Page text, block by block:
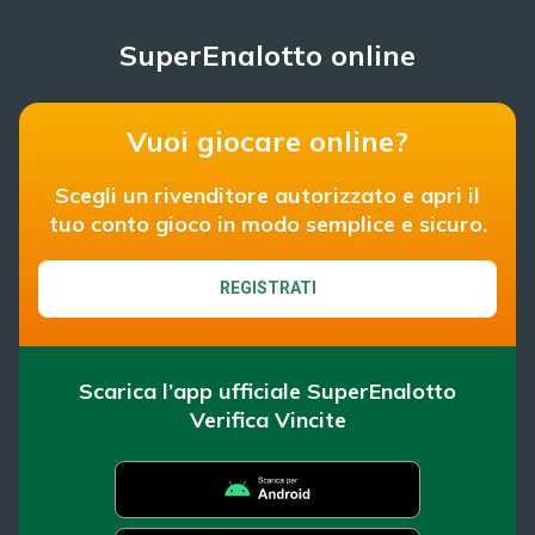
SuperEnalotto online
Vuoi giocare online?
Scegli un rivenditore autorizzato e apri il
tuo conto gioco in modo semplice e sicuro.
REGISTRATI
Scarica l’app ufficiale SuperEnalotto
Verifica Vincite